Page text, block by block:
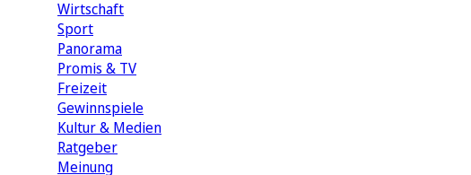
Wirtschaft
Sport
Panorama
Promis & TV
Freizeit
Gewinnspiele
Kultur & Medien
Ratgeber
Meinung